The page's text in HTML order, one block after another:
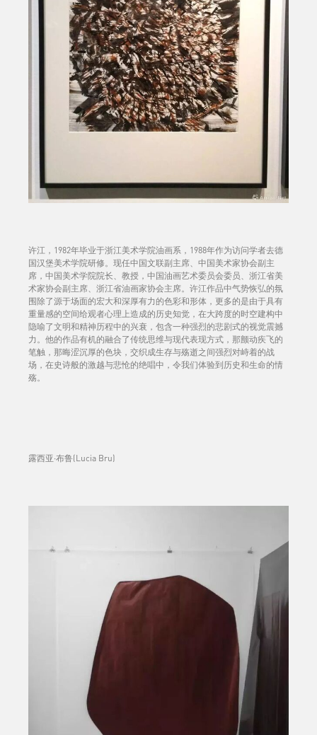
许江，1982年毕业于浙江美术学院油画系，1988年作为访问学者去德
国汉堡美术学院研修。现任中国文联副主席、中国美术家协会副主
席，中国美术学院院长、教授，中国油画艺术委员会委员、浙江省美
术家协会副主席、浙江省油画家协会主席。许江作品中气势恢弘的氛
围除了源于场面的宏大和深厚有力的色彩和形体，更多的是由于具有
重量感的空间给观者心理上造成的历史知觉，在大跨度的时空建构中
隐喻了文明和精神历程中的兴衰，包含一种强烈的悲剧式的视觉震撼
力。他的作品有机的融合了传统思维与现代表现方式，那颤动疾飞的
笔触，那晦涩沉厚的色块，交织成生存与殇逝之间强烈对峙着的战
场，在史诗般的激越与悲怆的绝唱中，令我们体验到历史和生命的情
殇。
露西亚·布鲁(Lucia Bru)